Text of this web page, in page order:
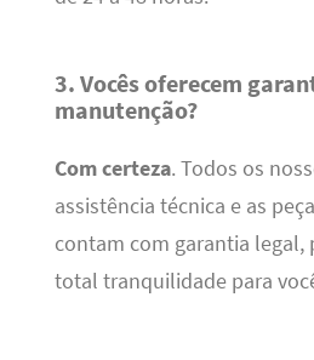
3. Vocês oferecem
manutenção?
Com certeza. Todos os
assistência técnica e as
contam com garantia
total tranquilidade para